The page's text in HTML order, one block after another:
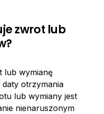
zwrot lub
lub wymianę
otrzymania
lub wymiany jest
nienaruszonym